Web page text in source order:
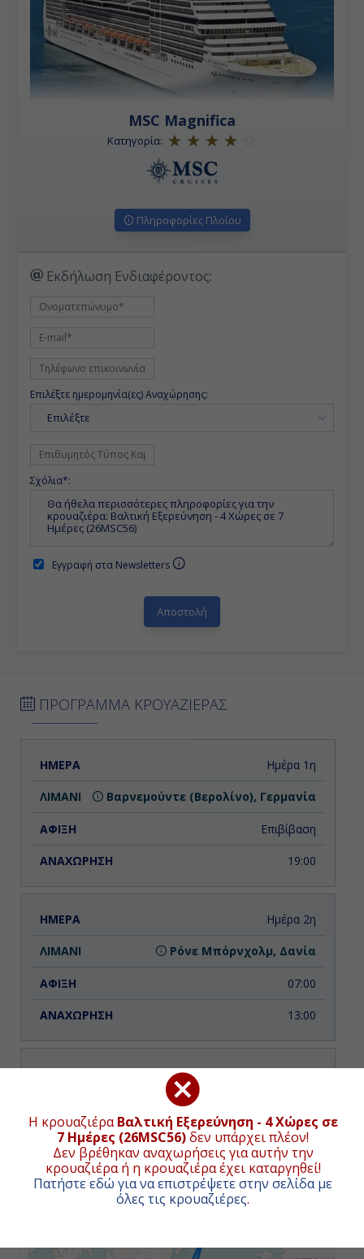
Η κρουαζιέραΒαλτική Εξερεύνηση - 4 Χώρες σε
7 Ημέρες (26MSC56)δεν υπάρχει πλέον!
Δεν βρέθηκαν αναχωρήσεις για αυτήν την
κρουαζιέρα ή η κρουαζιέρα έχει καταργηθεί!
Πατήστε εδώ για να επιστρέψετε στην σελίδα με
όλες τις κρουαζιέρες.
MSC Magnifica
Κατηγορία:
Πληροφορίες Πλοίου
Εκδήλωση Ενδιαφέροντος:
Επιλέξτε ημερομηνία(ες) Αναχώρησης:
Επιλέξτε
Σχόλια*:
Εγγραφή στα Newsletters
ΠΡΟΓΡΑΜΜΑ ΚΡΟΥΑΖΙΕΡΑΣ
ΗΜΕΡΑ ΑΝΑΧΩΡΗΣΗ
Ημέρα 1η
Βαρνεμούντε (Βερολίνο), Γερμανία
Επιβίβαση
19:00
Ημέρα 2η
Ρόνε Μπόρνχολμ, Δανία
07:00
13:00
Ημέρα 3η
14:00
20:00
ΧΑΡΤΗΣ ΚΡΟΥΑΖΙΕΡΑΣ
Συνολική απόσταση κρουαζιέρας:1455ναυτικά μίλια
(2695χλμ.)